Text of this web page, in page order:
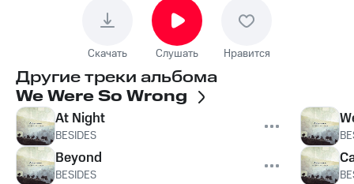
Скачать Слушать Нравится
Другие треки альбома
We Were So Wrong
At Night
BESIDES
Beyond
BESIDES